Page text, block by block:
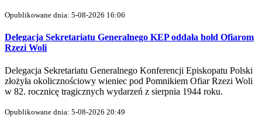
Opublikowane dnia: 5-08-2026 16:06
Delegacja Sekretariatu Generalnego KEP oddała hołd Ofiarom
Rzezi Woli
Delegacja Sekretariatu Generalnego Konferencji Episkopatu Polski
złożyła okolicznościowy wieniec pod Pomnikiem Ofiar Rzezi Woli
w 82. rocznicę tragicznych wydarzeń z sierpnia 1944 roku.
Opublikowane dnia: 5-08-2026 20:49